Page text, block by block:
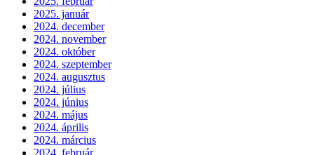
2025. január
2024. december
2024. november
2024. október
2024. szeptember
2024. augusztus
2024. július
2024. június
2024. május
2024. április
2024. március
2024. február